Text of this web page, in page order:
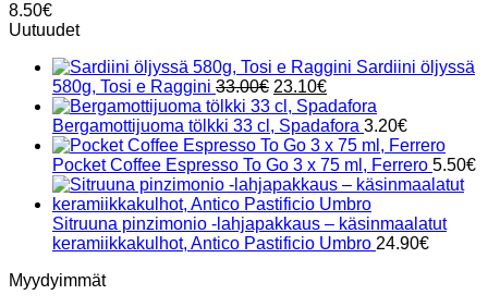
8.50€
Uutuudet
Sardiini öljyssä
580g, Tosi e Raggini 33.00€ Alkuperäinen
hinta
oli:
33.00€.
23.10€Nykyinen
hinta
on:
23.10€.
Bergamottijuoma tölkki 33 cl, Spadafora 3.20€
Pocket Coffee Espresso To Go 3 x 75 ml, Ferrero 5.50€
Sitruuna pinzimonio -lahjapakkaus – käsinmaalatut
keramiikkakulhot, Antico Pastificio Umbro 24.90€
Myydyimmät